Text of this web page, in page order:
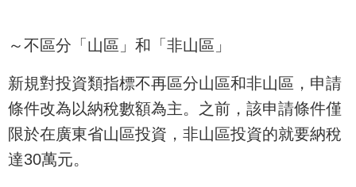
～不區分「山區」和「非山區」
新規對投資類指標不再區分山區和非山區，申請
條件改為以納稅數額為主。之前，該申請條件僅
限於在廣東省山區投資，非山區投資的就要納稅
達30萬元。